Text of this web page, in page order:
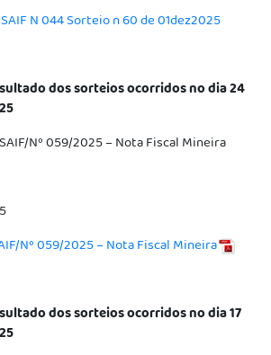
N 044 Sorteio n 60 de 01dez2025
dos sorteios ocorridos no dia 24
Nº 059/2025 – Nota Fiscal Mineira
Nº 059/2025 – Nota Fiscal Mineira
dos sorteios ocorridos no dia 17